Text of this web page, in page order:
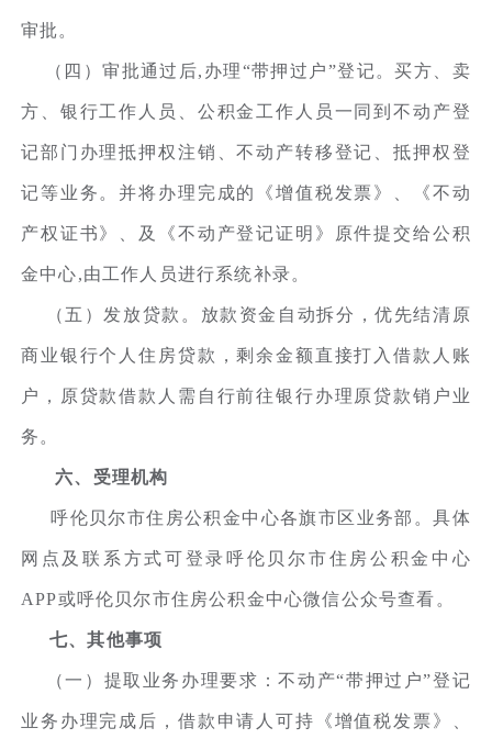
审批。
（四）审批通过后,办理“带押过户”登记。买方、卖
方、银行工作人员、公积金工作人员一同到不动产登
记部门办理抵押权注销、不动产转移登记、抵押权登
记等业务。并将办理完成的《增值税发票》、《不动
产权证书》、及《不动产登记证明》原件提交给公积
金中心,由工作人员进行系统补录。
（五）发放贷款。放款资金自动拆分，优先结清原
商业银行个人住房贷款，剩余金额直接打入借款人账
户，原贷款借款人需自行前往银行办理原贷款销户业
务。
六、受理机构
呼伦贝尔市住房公积金中心各旗市区业务部。具体
网点及联系方式可登录呼伦贝尔市住房公积金中心
APP或呼伦贝尔市住房公积金中心微信公众号查看。
七、其他事项
（一）提取业务办理要求：不动产“带押过户”登记
业务办理完成后，借款申请人可持《增值税发票》、